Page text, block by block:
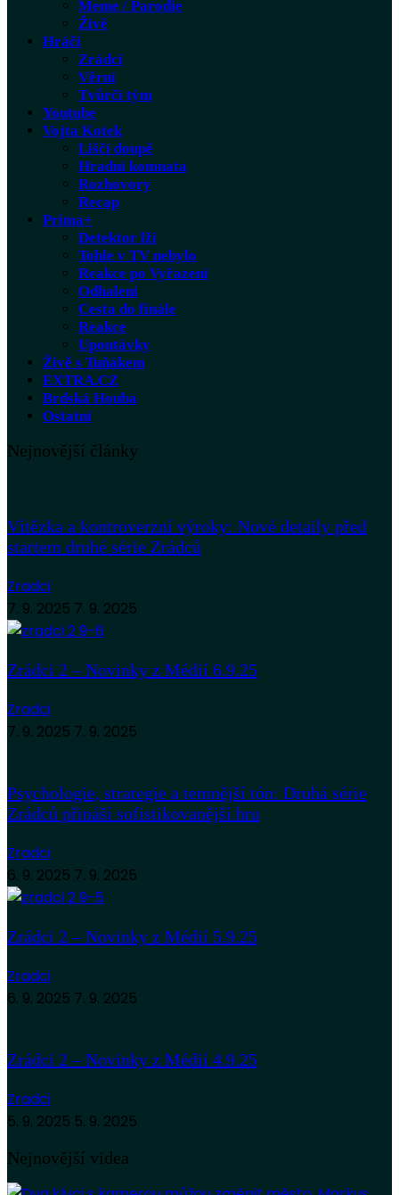
Meme / Parodie
Živě
Hráči
Zrádci
Věrní
Tvůrčí tým
Youtube
Vojta Kotek
Liščí doupě
Hradní komnata
Rozhovory
Recap
Prima+
Detektor lži
Tohle v TV nebylo
Reakce po Vyřazení
Odhalení
Cesta do finále
Reakce
Upoutávky
Živě s Tuňákem
EXTRA.CZ
Brdská Houba
Ostatní
Nejnovější články
Vítězka a kontroverzní výroky: Nové detaily před
startem druhé série Zrádců
Zradci
7. 9. 2025 7. 9. 2025
Zrádci 2 – Novinky z Médií 6.9.25
Zradci
7. 9. 2025 7. 9. 2025
Psychologie, strategie a temnější tón: Druhá série
Zrádců přináší sofistikovanější hru
Zradci
6. 9. 2025 7. 9. 2025
Zrádci 2 – Novinky z Médií 5.9.25
Zradci
6. 9. 2025 7. 9. 2025
Zrádci 2 – Novinky z Médií 4.9.25
Zradci
5. 9. 2025 5. 9. 2025
Nejnovější videa